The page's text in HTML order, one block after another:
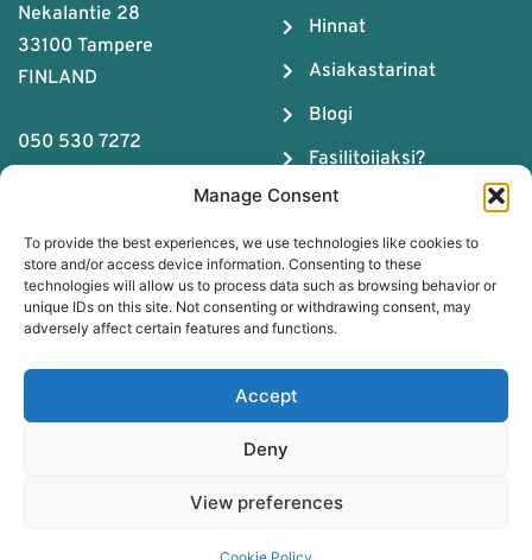
Manage Consent
To provide the best experiences, we use technologies like cookies to
store and/or access device information. Consenting to these
technologies will allow us to process data such as browsing behavior or
unique IDs on this site. Not consenting or withdrawing consent, may
adversely affect certain features and functions.
Accept
Deny
View preferences
Nekalantie 28
33100 Tampere
FINLAND
050 530 7272
Hinnat
Asiakastarinat
Blogi
Fasilitoijaksi?
Meistä
Tiimityön ABC
Lataa Tiimikemian
opas
Varaa maksuton
tietosuojaseloste
Pelialusta